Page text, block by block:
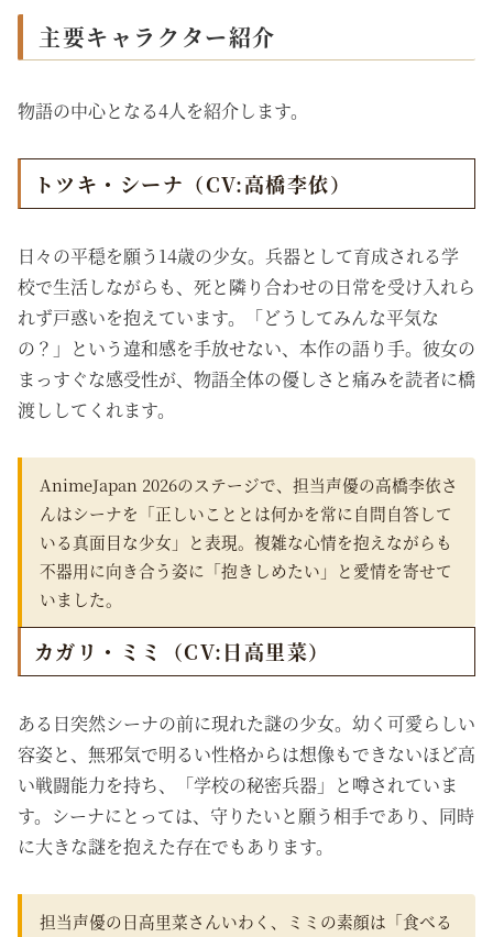
主要キャラクター紹介
物語の中心となる4人を紹介します。
トツキ・シーナ（CV:高橋李依）
日々の平穏を願う14歳の少女。兵器として育成される学
校で生活しながらも、死と隣り合わせの日常を受け入れら
れず戸惑いを抱えています。「どうしてみんな平気な
の？」という違和感を手放せない、本作の語り手。彼女の
まっすぐな感受性が、物語全体の優しさと痛みを読者に橋
渡ししてくれます。
AnimeJapan 2026のステージで、担当声優の高橋李依さ
んはシーナを「正しいこととは何かを常に自問自答して
いる真面目な少女」と表現。複雑な心情を抱えながらも
不器用に向き合う姿に「抱きしめたい」と愛情を寄せて
いました。
カガリ・ミミ（CV:日高里菜）
ある日突然シーナの前に現れた謎の少女。幼く可愛らしい
容姿と、無邪気で明るい性格からは想像もできないほど高
い戦闘能力を持ち、「学校の秘密兵器」と噂されていま
す。シーナにとっては、守りたいと願う相手であり、同時
に大きな謎を抱えた存在でもあります。
担当声優の日高里菜さんいわく、ミミの素顔は「食べる